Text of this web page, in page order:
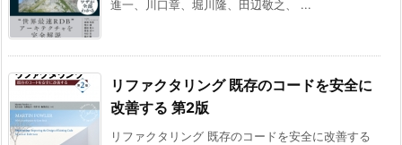
進一、川口章、堀川隆、田辺敬之、 ...
リファクタリング 既存のコードを安全に
改善する 第2版
リファクタリング 既存のコードを安全に改善する